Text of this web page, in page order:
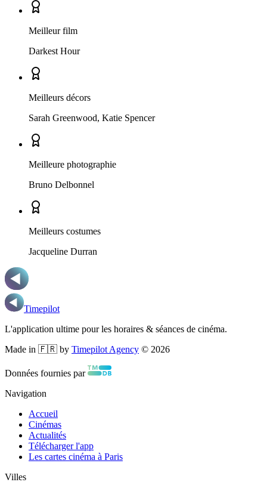
Meilleur film
Darkest Hour
Meilleurs décors
Sarah Greenwood, Katie Spencer
Meilleure photographie
Bruno Delbonnel
Meilleurs costumes
Jacqueline Durran
Timepilot
L'application ultime pour les horaires & séances de cinéma.
Made in 🇫🇷 by Timepilot Agency © 2026
Données fournies par
Navigation
Accueil
Cinémas
Actualités
Télécharger l'app
Les cartes cinéma à Paris
Villes